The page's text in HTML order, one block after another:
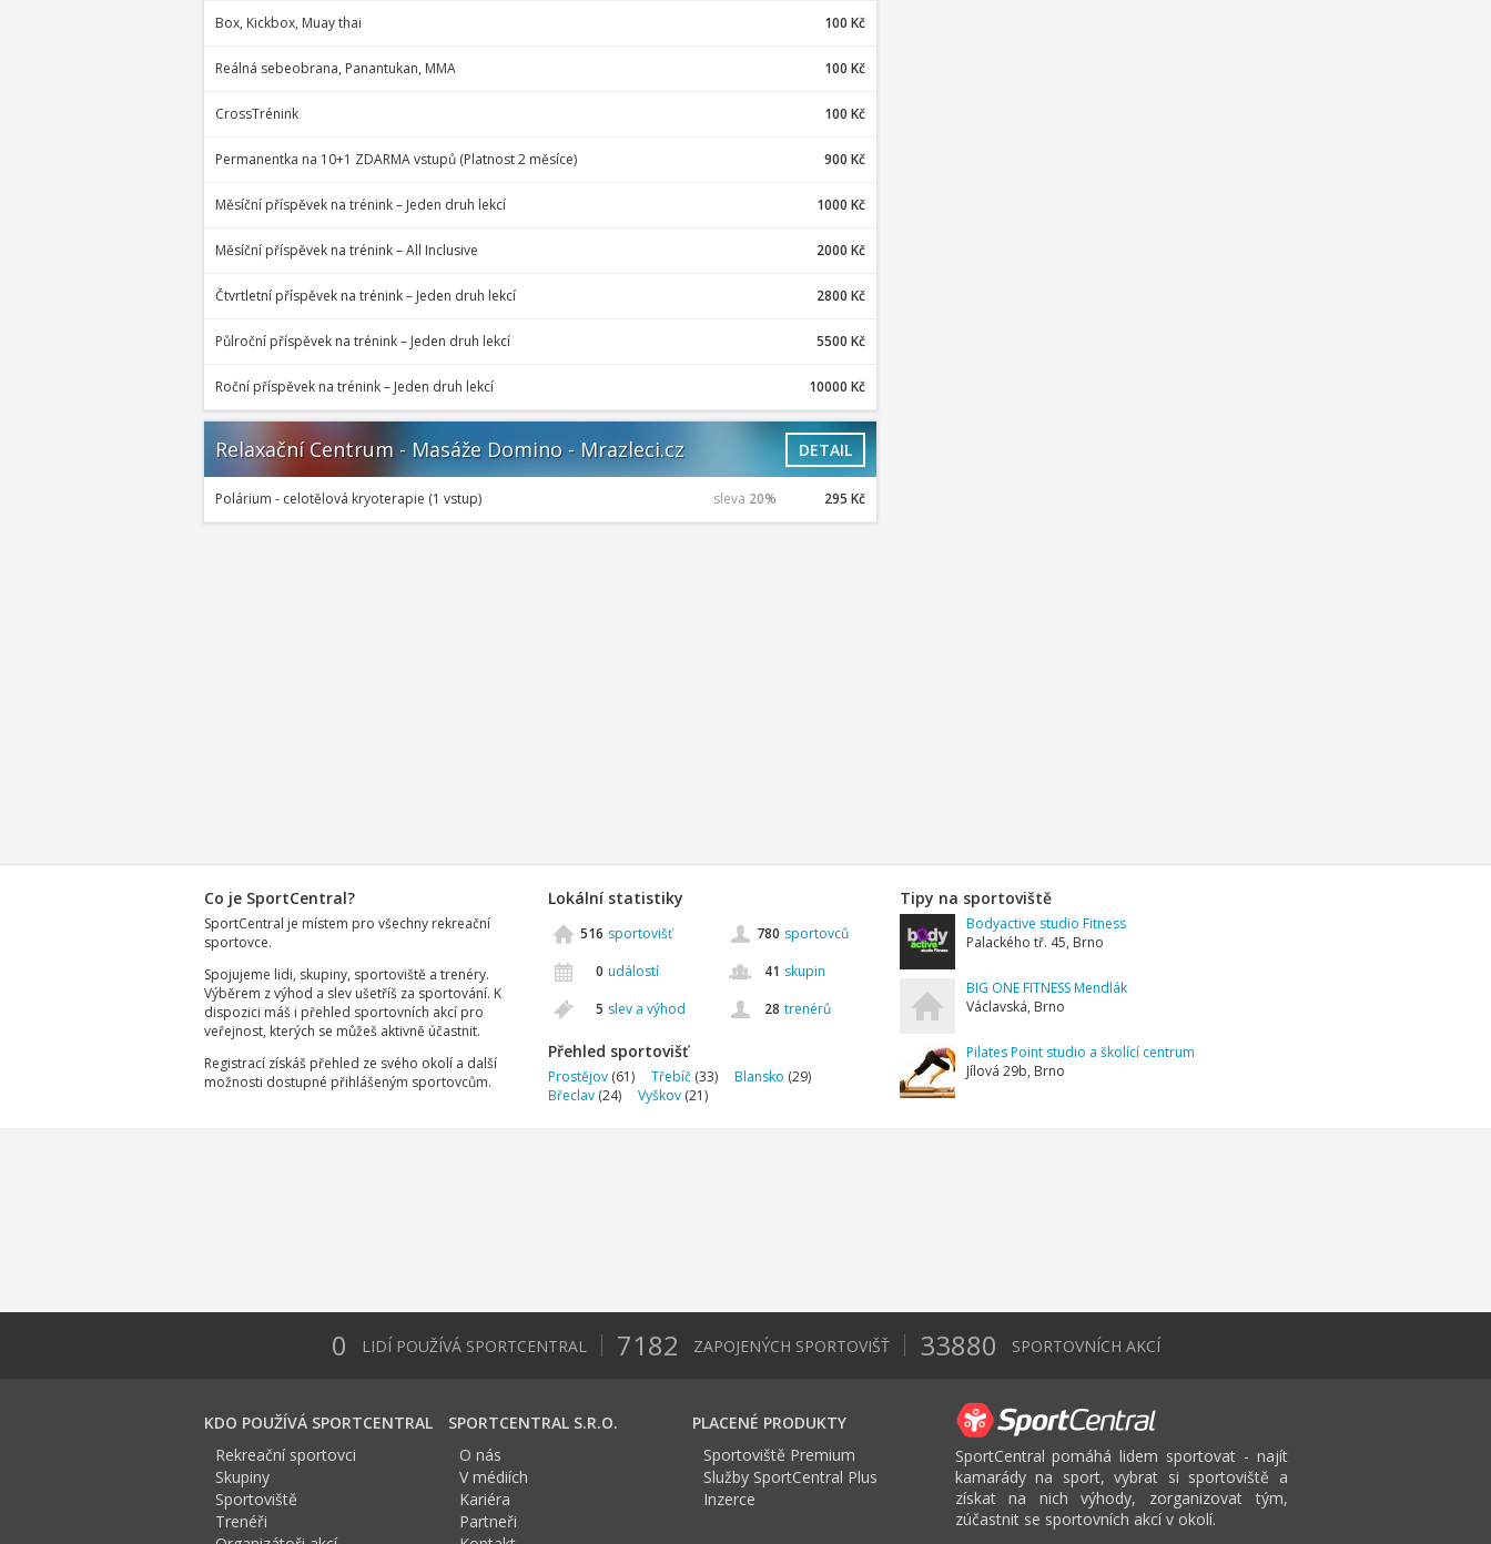
Box, Kickbox, Muay thai 100 Kč
Reálná sebeobrana, Panantukan, MMA 100 Kč
CrossTrénink 100 Kč
Permanentka na 10+1 ZDARMA vstupů (Platnost 2 měsíce) 900 Kč
Měsíční příspěvek na trénink – Jeden druh lekcí 1000 Kč
Měsíční příspěvek na trénink – All Inclusive 2000 Kč
Čtvrtletní příspěvek na trénink – Jeden druh lekcí 2800 Kč
Půlroční příspěvek na trénink – Jeden druh lekcí 5500 Kč
Roční příspěvek na trénink – Jeden druh lekcí 10000 Kč
Relaxační Centrum - Masáže Domino - Mrazleci.cz DETAIL
Polárium - celotělová kryoterapie (1 vstup) 295 Kč
sleva 20%
Co je SportCentral?
SportCentral je místem pro všechny rekreační
sportovce.
Spojujeme lidi, skupiny, sportoviště a trenéry.
Výběrem z výhod a slev ušetříš za sportování. K
dispozici máš i přehled sportovních akcí pro
veřejnost, kterých se můžeš aktivně účastnit.
Registrací získáš přehled ze svého okolí a další
možnosti dostupné přihlášeným sportovcům.
Lokální statistiky
516 sportovišť 780 sportovců
0 událostí 41 skupin
5 slev a výhod 28 trenérů
Přehled sportovišť
Prostějov (61) Třebíč (33) Blansko (29)
Břeclav (24) Vyškov (21)
Tipy na sportoviště
Bodyactive studio Fitness
Palackého tř. 45, Brno
BIG ONE FITNESS Mendlák
Václavská, Brno
Pilates Point studio a školící centrum
Jílová 29b, Brno
0 LIDÍ POUŽÍVÁ SPORTCENTRAL 7182 ZAPOJENÝCH SPORTOVIŠŤ 33880 SPORTOVNÍCH AKCÍ
KDO POUŽÍVÁ SPORTCENTRAL
Rekreační sportovci
Skupiny
Sportoviště
Trenéři
SPORTCENTRAL S.R.O.
O nás
V médiích
Kariéra
Partneři
PLACENÉ PRODUKTY
Sportoviště Premium
Služby SportCentral Plus
Inzerce
SportCentral pomáhá lidem sportovat - najít
kamarády na sport, vybrat si sportoviště a
získat na nich výhody, zorganizovat tým,
zúčastnit se sportovních akcí v okolí.